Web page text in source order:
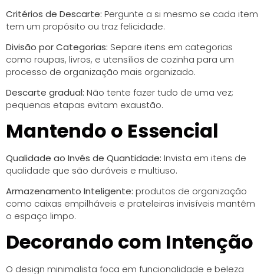
Critérios de Descarte: Pergunte a si mesmo se cada item
tem um propósito ou traz felicidade.
Divisão por Categorias: Separe itens em categorias
como roupas, livros, e utensílios de cozinha para um
processo de organização mais organizado.
Descarte gradual: Não tente fazer tudo de uma vez;
pequenas etapas evitam exaustão.
Mantendo o Essencial
Qualidade ao Invés de Quantidade: Invista em itens de
qualidade que são duráveis e multiuso.
Armazenamento Inteligente: produtos de organização
como caixas empilháveis e prateleiras invisíveis mantêm
o espaço limpo.
Decorando com Intenção
O design minimalista foca em funcionalidade e beleza